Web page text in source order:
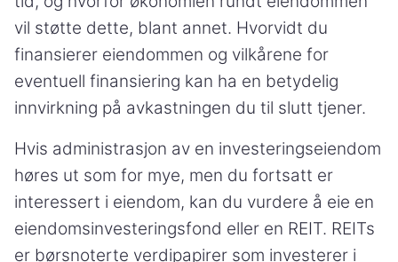
vil støtte dette, blant annet. Hvorvidt du
finansierer eiendommen og vilkårene for
eventuell finansiering kan ha en betydelig
innvirkning på avkastningen du til slutt tjener.
Hvis administrasjon av en investeringseiendom
høres ut som for mye, men du fortsatt er
interessert i eiendom, kan du vurdere å eie en
eiendomsinvesteringsfond eller en REIT. REITs
er børsnoterte verdipapirer som investerer i